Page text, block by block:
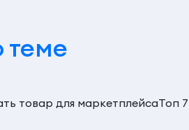
теме
товар для маркетплейсаТоп